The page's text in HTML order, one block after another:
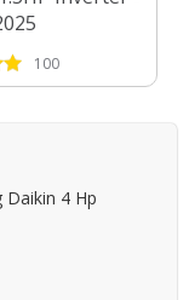
100
4 Hp